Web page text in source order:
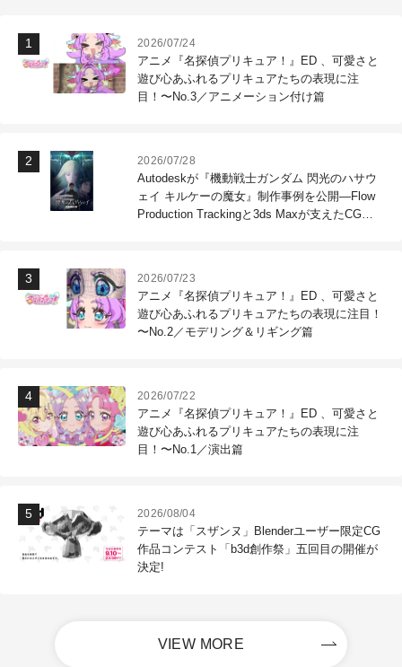
2026/07/24
アニメ『名探偵プリキュア！』ED 、可愛さと
遊び心あふれるプリキュアたちの表現に注
目！〜No.3／アニメーション付け篇
2026/07/28
Autodeskが『機動戦士ガンダム 閃光のハサウ
ェイ キルケーの魔女』制作事例を公開―Flow
Production Trackingと3ds Maxが支えたCG制
2026/07/23
アニメ『名探偵プリキュア！』ED 、可愛さと
遊び心あふれるプリキュアたちの表現に注目！
〜No.2／モデリング＆リギング篇
2026/07/22
アニメ『名探偵プリキュア！』ED 、可愛さと
遊び心あふれるプリキュアたちの表現に注
目！〜No.1／演出篇
2026/08/04
テーマは「スザンヌ」Blenderユーザー限定CG
作品コンテスト「b3d創作祭」五回目の開催が
決定!
VIEW MORE